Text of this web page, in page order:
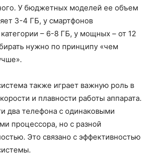
У бюджетных моделей ее объем
3-4 ГБ, у смартфонов
– 6-8 ГБ, у мощных – от 12
нужно по принципу «чем
также играет важную роль в
и плавности работы аппарата.
два телефона с одинаковыми
процессора, но с разной
Это связано с эффективностью